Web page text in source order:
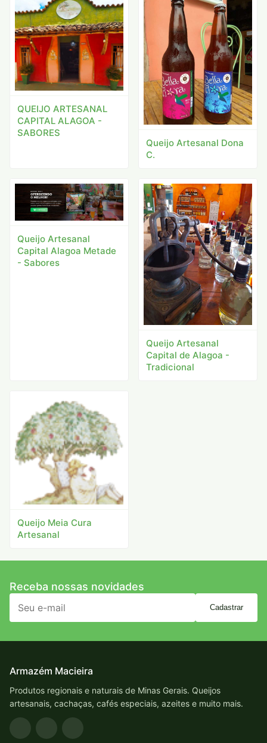
QUEIJO ARTESANAL
CAPITAL ALAGOA -
SABORES
Queijo Artesanal Dona
C.
Queijo Artesanal
Capital Alagoa Metade
- Sabores
Queijo Artesanal
Capital de Alagoa -
Tradicional
Queijo Meia Cura
Artesanal
Receba nossas novidades
Cadastrar
Armazém Macieira
Produtos regionais e naturais de Minas Gerais. Queijos
artesanais, cachaças, cafés especiais, azeites e muito mais.